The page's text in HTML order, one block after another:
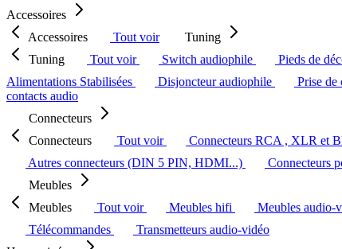
Accessoires
Accessoires
Tout voir
Tuning
Tuning
Tout voir Switch audiophile Pieds de
Alimentations Stabilisées
Disjoncteur audiophile Prise de
contacts audio
Connecteurs
Connecteurs
Tout voir Connecteurs RCA , XLR et
Autres connecteurs (DIN 5 PIN, HDMI...)
Connecteurs
Meubles
Meubles
Tout voir Meubles hifi Meubles audio-
Télécommandes
Transmetteurs audio-vidéo